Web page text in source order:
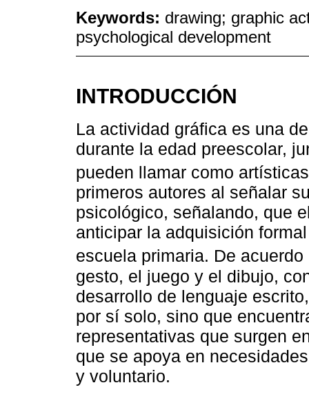
Keywords: drawing; graphic
psychological development
INTRODUCCIÓN
La actividad gráfica es una
durante la edad preescolar,
pueden llamar como
primeros autores al señalar
psicológico, señalando, que
anticipar la adquisición
escuela primaria. De
gesto, el juego y el dibujo,
desarrollo de lenguaje
por sí solo, sino que
representativas que surgen
que se apoya en
y voluntario.